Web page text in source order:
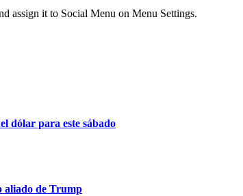
assign it to Social Menu on Menu Settings.
dólar para este sábado
aliado de Trump